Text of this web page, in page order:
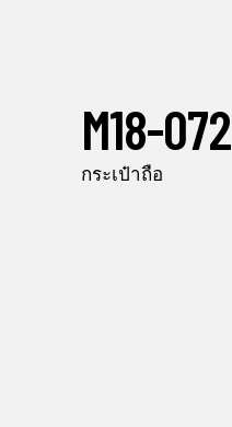
M18-072
กระเป๋าถือ